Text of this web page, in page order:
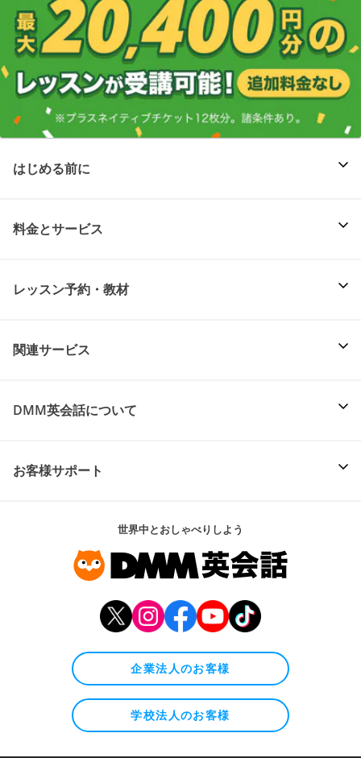
はじめる前に
料金とサービス
レッスン予約・教材
関連サービス
DMM英会話について
お客様サポート
世界中とおしゃべりしよう
企業法人のお客様
学校法人のお客様